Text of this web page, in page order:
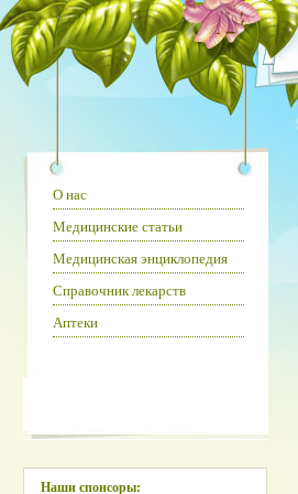
О нас
Медицинские статьи
Медицинская энциклопедия
Справочник лекарств
Аптеки
Наши спонсоры: